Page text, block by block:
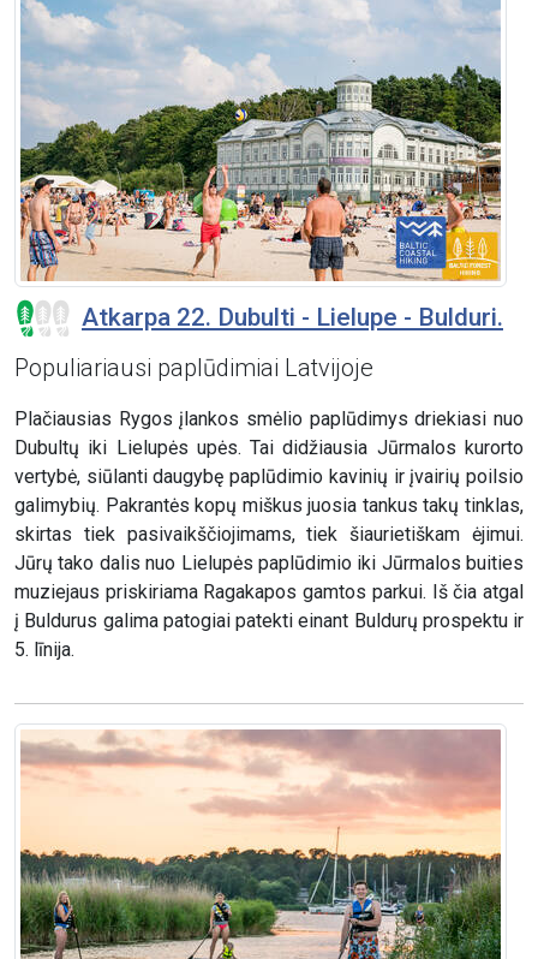
Atkarpa 22. Dubulti - Lielupe - Bulduri.
Populiariausi paplūdimiai Latvijoje
Plačiausias Rygos įlankos smėlio paplūdimys driekiasi nuo
Dubultų iki Lielupės upės. Tai didžiausia Jūrmalos kurorto
vertybė, siūlanti daugybę paplūdimio kavinių ir įvairių poilsio
galimybių. Pakrantės kopų miškus juosia tankus takų tinklas,
skirtas tiek pasivaikščiojimams, tiek šiaurietiškam ėjimui.
Jūrų tako dalis nuo Lielupės paplūdimio iki Jūrmalos buities
muziejaus priskiriama Ragakapos gamtos parkui. Iš čia atgal
į Buldurus galima patogiai patekti einant Buldurų prospektu ir
5. līnija.